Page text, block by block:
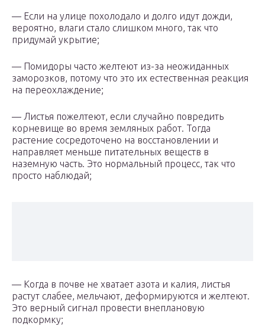
— Если на улице похолодало и долго идут дожди,
вероятно, влаги стало слишком много, так что
придумай укрытие;
— Помидоры часто желтеют из-за неожиданных
заморозков, потому что это их естественная реакция
на переохлаждение;
— Листья пожелтеют, если случайно повредить
корневище во время земляных работ. Тогда
растение сосредоточено на восстановлении и
направляет меньше питательных веществ в
наземную часть. Это нормальный процесс, так что
просто наблюдай;
— Когда в почве не хватает азота и калия, листья
растут слабее, мельчают, деформируются и желтеют.
Это верный сигнал провести внеплановую
подкормку;